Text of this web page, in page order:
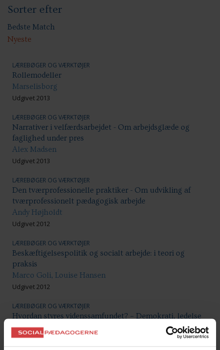
Sorter efter
Bedste Match
Nyeste
LÆREBØGER OG VÆRKTØJER
Rollemodeller
Marselisborg
Udgivet 2013
LÆREBØGER OG VÆRKTØJER
Narrativer i velfærdsarbejdet - Om arbejdsglæde og
faglighed under pres
Alex Madsen
Udgivet 2013
LÆREBØGER OG VÆRKTØJER
Den tværprofessionelle praktiker - Om udvikling af
tværprofessionelt pædagogisk arbejde
Andy Højholdt
Udgivet 2012
LÆREBØGER OG VÆRKTØJER
Beskæftigelsespolitik og socialt arbejde: i teori og
praksis
Marco Goli, Louise Hansen
Udgivet 2012
LÆREBØGER OG VÆRKTØJER
Hvordan styres videnssamfundet? – Demokrati, ledelse
og organisering
Jan Faye, David Budtz Pedersen, Red.